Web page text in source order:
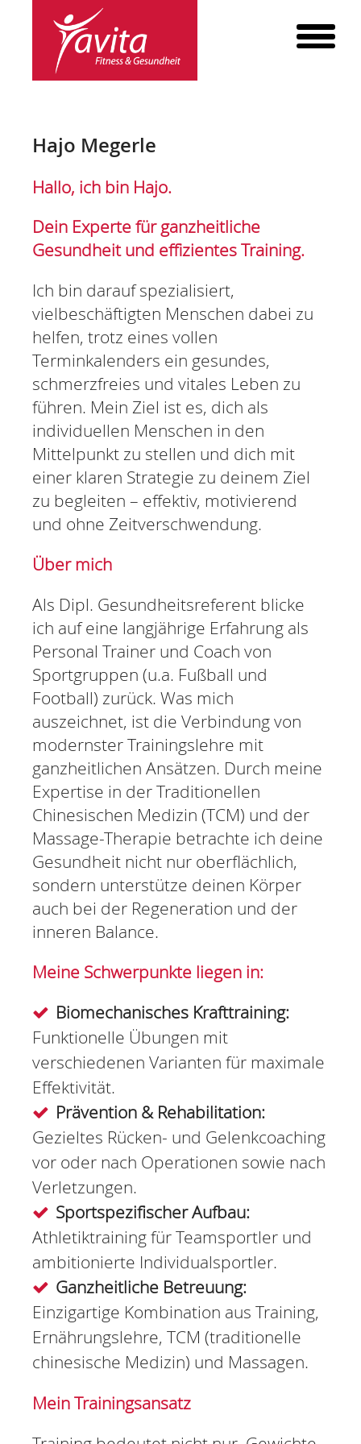
ANGEBOT
REHA-SPORT
FIRMENFITNESS
INBODY
BECKENBODEN
KURSE
KURSBESCHREIBUNG
KURSPLAN
WELLNESS
SAUNA
KRYOVITA
AVITA
ONLINEANMELDUNG
KONTAKT
Hajo Megerle
Hallo, ich bin Hajo.
Dein Experte für ganzheitliche
Gesundheit und effizientes Training.
Ich bin darauf spezialisiert,
vielbeschäftigten Menschen dabei zu
helfen, trotz eines vollen
Terminkalenders ein gesundes,
schmerzfreies und vitales Leben zu
führen. Mein Ziel ist es, dich als
individuellen Menschen in den
Mittelpunkt zu stellen und dich mit
einer klaren Strategie zu deinem Ziel
zu begleiten – effektiv, motivierend
und ohne Zeitverschwendung.
Über mich
Als Dipl. Gesundheitsreferent blicke
ich auf eine langjährige Erfahrung als
Personal Trainer und Coach von
Sportgruppen (u.a. Fußball und
Football) zurück. Was mich
auszeichnet, ist die Verbindung von
modernster Trainingslehre mit
ganzheitlichen Ansätzen. Durch meine
Expertise in der Traditionellen
Chinesischen Medizin (TCM) und der
Massage-Therapie betrachte ich deine
Gesundheit nicht nur oberflächlich,
sondern unterstütze deinen Körper
auch bei der Regeneration und der
inneren Balance.
Meine Schwerpunkte liegen in:
Biomechanisches Krafttraining:
Funktionelle Übungen mit
verschiedenen Varianten für maximale
Effektivität.
Prävention & Rehabilitation:
Gezieltes Rücken- und Gelenkcoaching
vor oder nach Operationen sowie nach
Verletzungen.
Sportspezifischer Aufbau:
Athletiktraining für Teamsportler und
ambitionierte Individualsportler.
Ganzheitliche Betreuung:
Einzigartige Kombination aus Training,
Ernährungslehre, TCM (traditionelle
chinesische Medizin) und Massagen.
Mein Trainingsansatz